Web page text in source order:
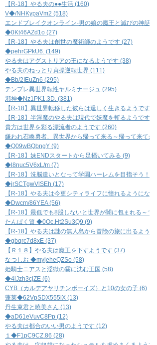
【R-18】やる夫の●●生活 (160)
V◆/NHKypaVm2 (518)
エンドブレイクオンライン-男の娘の魔王と滅びの神話-
◆0Kt46AZd1o (27)
【R-18】やる夫は創世の魔術師のようです (27)
◆pehrGPkU6. (149)
やる夫はアグストリアの王になるようです (38)
やる夫のねっとり貞操逆転世界 (111)
◆Bb/2IEuZn6 (295)
テンプレ異世界転性ヤルミナージュ (295)
邪神◆Nz1PK1.3D. (381)
【R-18】異世界転移した彼らは逞しく生きるようです
【R-18】半淫魔のやる夫は現代で妖魔を斬るようです
貴方は世界を彩る漂流者のようです (260)
嫌われ召喚勇者、異世界から帰って来る～帰って来てか
◆Q09wBQbngY (9)
【R-18】妹ENDスタートから足掻いてみる (9)
◆l8nuc5V6xL/m (7)
【R-18】洗脳遣いとなって学園ハーレムを目指そう！ (7)
◆jrSCTgwVlSEh (17)
【R-18】やる夫は今更シティライフに憧れるようになっ
◆Dwcm/86YEA (56)
【R-18】最低でも8股しないと世界が闇に包まれる～
たんぱく質 ◆0Oc.Ht2Su3Q9 (9)
【R-18】やる夫は謎の無人島から冒険の旅に出るようで
◆gbqrc7d8xE (37)
【Ｒ１８】やる夫は魔王を下すようです (37)
なつしお ◆myjeheQZSo (58)
姫騎士ニアスと淫獄の霧に沈む王国 (58)
◆4lJzh3cjZE (6)
CYB（カルデアヤリチンボーイズ）と10の女の子 (6)
蓬莱◆62VpSDX555iX (13)
丹生束君と暁美さん (13)
◆aD61eVuvC8Pp (12)
やる夫は都合のいい男のようです (12)
１◆F1pC9CZ.86 (28)